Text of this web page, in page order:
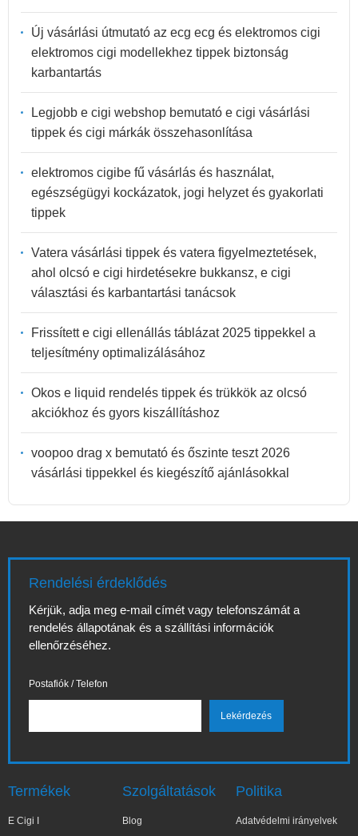
Új vásárlási útmutató az ecg ecg és elektromos cigi
elektromos cigi modellekhez tippek biztonság
karbantartás
Legjobb e cigi webshop bemutató e cigi vásárlási
tippek és cigi márkák összehasonlítása
elektromos cigibe fű vásárlás és használat,
egészségügyi kockázatok, jogi helyzet és gyakorlati
tippek
Vatera vásárlási tippek és vatera figyelmeztetések,
ahol olcsó e cigi hirdetésekre bukkansz, e cigi
választási és karbantartási tanácsok
Frissített e cigi ellenállás táblázat 2025 tippekkel a
teljesítmény optimalizálásához
Okos e liquid rendelés tippek és trükkök az olcsó
akciókhoz és gyors kiszállításhoz
voopoo drag x bemutató és őszinte teszt 2026
vásárlási tippekkel és kiegészítő ajánlásokkal
Rendelési érdeklődés
Kérjük, adja meg e-mail címét vagy telefonszámát a
rendelés állapotának és a szállítási információk
ellenőrzéséhez.
Postafiók / Telefon
Termékek
E Cigi I
Szolgáltatások
Blog
Politika
Adatvédelmi irányelvek